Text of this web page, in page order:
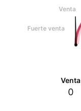
Venta
Fuerte venta
Venta
0